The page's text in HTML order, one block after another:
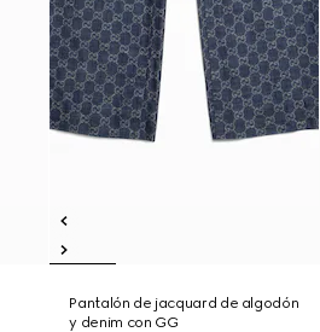
Pantalón de jacquard de algodón
y denim con GG